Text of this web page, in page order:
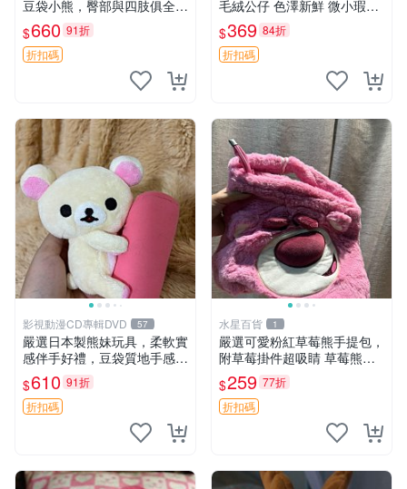
豆袋小熊，臀部與四肢俱全，
坐高11公分，附原盒與吊牌
收藏。藍鼻子小熊，值得擁有
玩具 憶熊
$660 91折
折扣碼
毛絨公仔 色澤新鮮 微小瑕疵
可收藏 中古 安撫熊 條紋公仔
$369 84折
折扣碼
影視動漫CD專輯DVD 57
嚴選日本製熊妹玩具，柔軟實
感伴手好禮，豆袋質地手感
佳，抱枕小熊 recom 推薦 白
色豆袋 玩具
$610 91折
折扣碼
水星百貨 1
嚴選可愛粉紅草莓熊手提包，
附草莓掛件超吸睛 草莓熊手
提包 草莓掛件 可愛portunes
e
$259 77折
折扣碼